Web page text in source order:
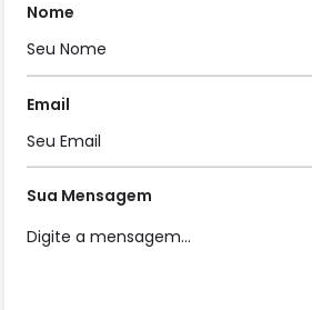
Nome
Email
Sua Mensagem